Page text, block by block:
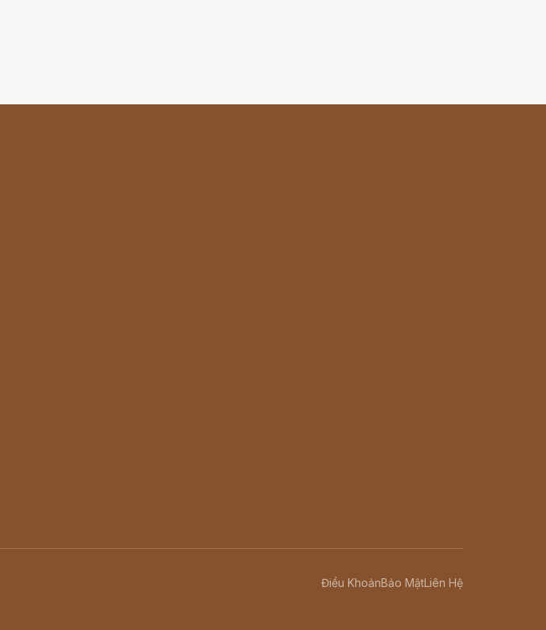
Điều KhoảnBảo MậtLiên Hệ